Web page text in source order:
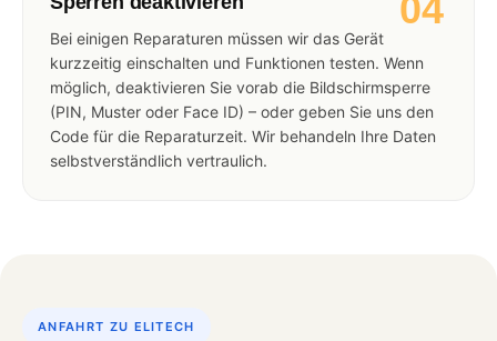
04
Bei einigen Reparaturen müssen wir das Gerät
kurzzeitig einschalten und Funktionen testen. Wenn
möglich, deaktivieren Sie vorab die Bildschirmsperre
(PIN, Muster oder Face ID) – oder geben Sie uns den
Code für die Reparaturzeit. Wir behandeln Ihre Daten
selbstverständlich vertraulich.
ANFAHRT ZU ELITECH